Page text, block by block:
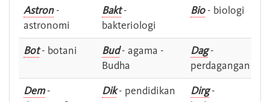
Astron-
astronomi
Bakt-
bakteriologi
Bio- biologi
Bot- botani Bud- agama -
Budha
Dag-
perdagangan
Dem-
Dik- pendidikan Dirg-